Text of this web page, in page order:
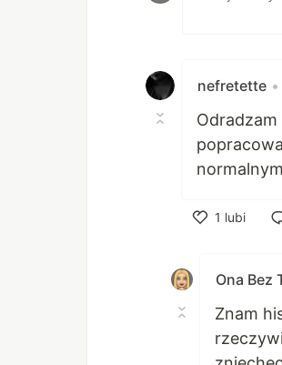
nefretette •
1 lubi
Ona Bez
Znam